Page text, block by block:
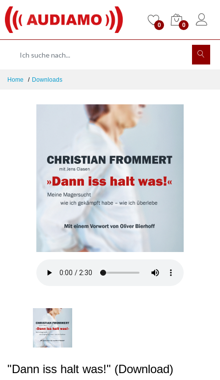
0 0
Home Downloads
"Dann iss halt was!" (Download)